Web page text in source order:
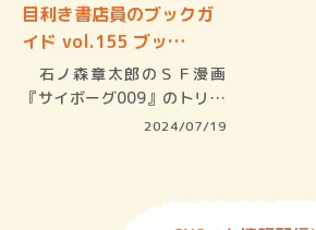
目利き書店員のブックガ
イド vol.155 ブッ…
石ノ森章太郎のＳＦ漫画
『サイボーグ009』のトリビ
2024/07/19